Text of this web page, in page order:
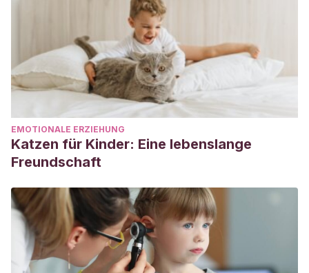
EMOTIONALE ERZIEHUNG
Katzen für Kinder: Eine lebenslange
Freundschaft